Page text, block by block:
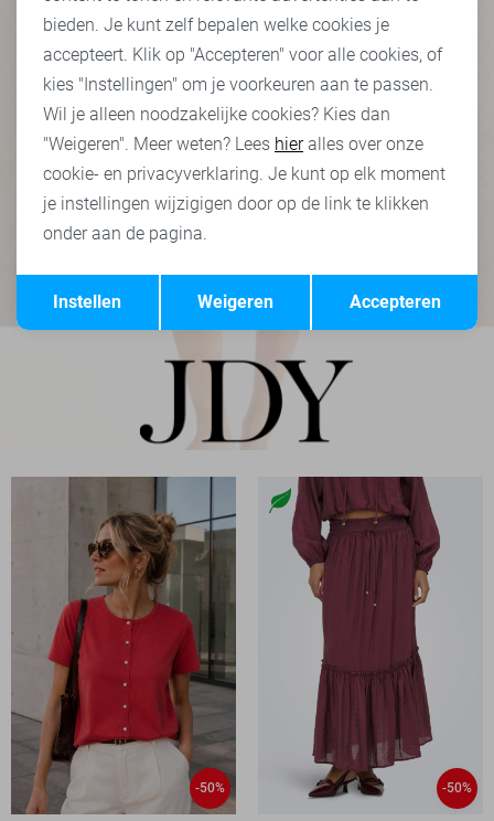
-50% -50%
Terug Opslaan
bieden. Je kunt zelf bepalen welke cookies je
accepteert. Klik op "Accepteren" voor alle cookies, of
kies "Instellingen" om je voorkeuren aan te passen.
Wil je alleen noodzakelijke cookies? Kies dan
"Weigeren". Meer weten? Lees hieralles over onze
cookie- en privacyverklaring. Je kunt op elk moment
je instellingen wijzigigen door op de link te klikken
onder aan de pagina.
Accepteren
Weigeren
Instellen